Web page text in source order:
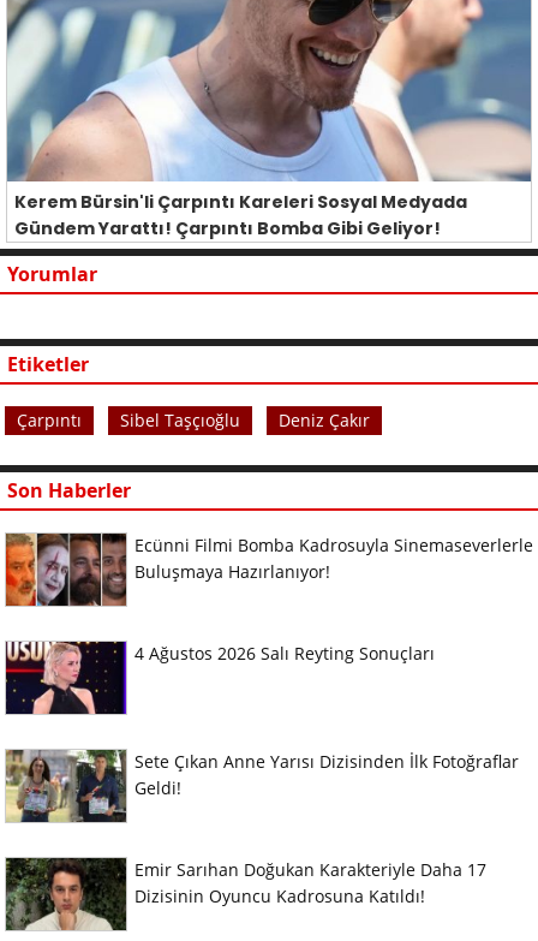
Kerem Bürsin'li Çarpıntı Kareleri Sosyal Medyada
Gündem Yarattı! Çarpıntı Bomba Gibi Geliyor!
Yorumlar
Etiketler
Çarpıntı Sibel Taşçıoğlu Deniz Çakır
Son Haberler
Ecünni Filmi Bomba Kadrosuyla Sinemaseverlerle
Buluşmaya Hazırlanıyor!
4 Ağustos 2026 Salı Reyting Sonuçları
Sete Çıkan Anne Yarısı Dizisinden İlk Fotoğraflar
Geldi!
Emir Sarıhan Doğukan Karakteriyle Daha 17
Dizisinin Oyuncu Kadrosuna Katıldı!